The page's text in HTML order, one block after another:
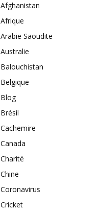
Afghanistan
Afrique
Arabie Saoudite
Australie
Balouchistan
Belgique
Blog
Brésil
Cachemire
Canada
Charité
Chine
Coronavirus
Cricket